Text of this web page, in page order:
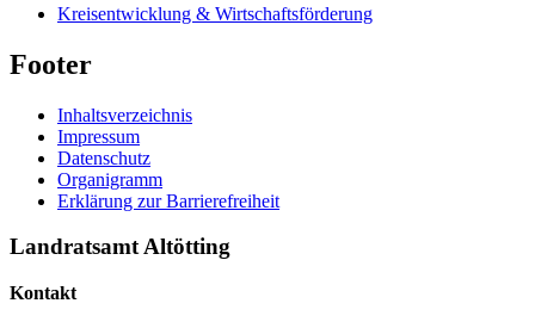
Kreisentwicklung & Wirtschaftsförderung
Footer
Inhaltsverzeichnis
Impressum
Datenschutz
Organigramm
Erklärung zur Barrierefreiheit
Landratsamt Altötting
Kontakt